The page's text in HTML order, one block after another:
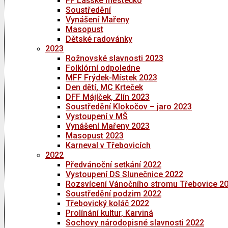
Soustředění
Vynášení Mařeny
Masopust
Dětské radovánky
2023
Rožnovské slavnosti 2023
Folklórní odpoledne
MFF Frýdek-Místek 2023
Den dětí, MC Krteček
DFF Májíček, Zlín 2023
Soustředění Klokočov – jaro 2023
Vystoupení v MŠ
Vynášení Mařeny 2023
Masopust 2023
Karneval v Třebovicích
2022
Předvánoční setkání 2022
Vystoupení DS Slunečnice 2022
Rozsvícení Vánočního stromu Třebovice
Soustředění podzim 2022
Třebovický koláč 2022
Prolínání kultur, Karviná
Sochovy národopisné slavnosti 2022